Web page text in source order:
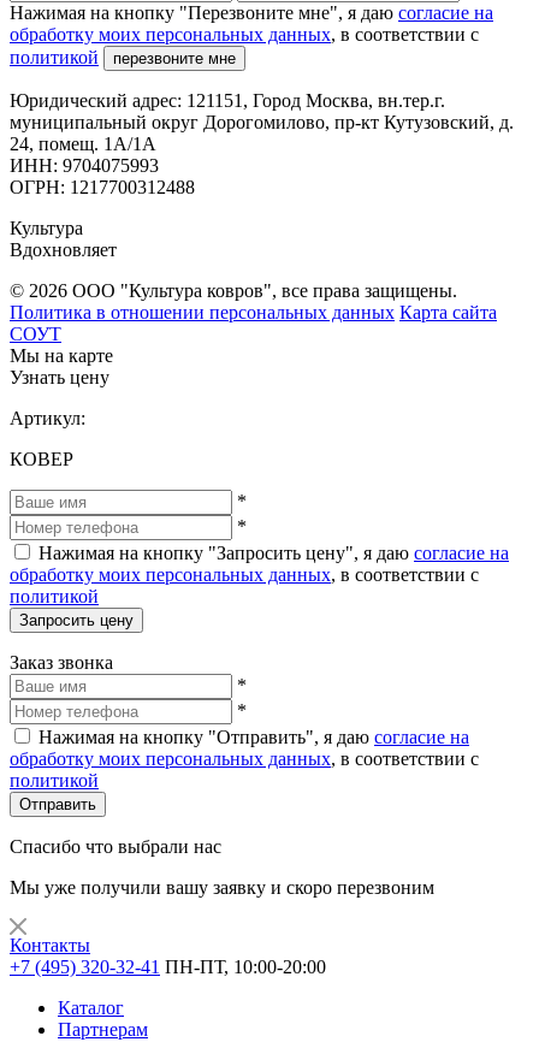
Нажимая на кнопку "Перезвоните мне", я даю согласие на
обработку моих персональных данных, в соответствии с
политикой
перезвоните мне
Юридический адрес: 121151, Город Москва, вн.тер.г.
муниципальный округ Дорогомилово, пр-кт Кутузовский, д.
24, помещ. 1А/1А
ИНН: 9704075993
ОГРН: 1217700312488
Культура
Вдохновляет
© 2026 ООО "Культура ковров", все права защищены.
Политика в отношении персональных данных Карта сайта
СОУТ
Мы на карте
Узнать цену
Артикул:
КОВЕР
*
*
Нажимая на кнопку "Запросить цену", я даю согласие на
обработку моих персональных данных, в соответствии с
политикой
Запросить цену
Заказ звонка
*
*
Нажимая на кнопку "Отправить", я даю согласие на
обработку моих персональных данных, в соответствии с
политикой
Отправить
Спасибо что выбрали нас
Мы уже получили вашу заявку и скоро перезвоним
Контакты
+7 (495) 320-32-41 ПН-ПТ, 10:00-20:00
Каталог
Партнерам